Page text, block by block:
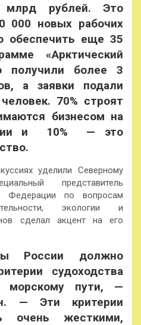
рублей. Это
000 новых рабочих
обеспечить еще 35
«Арктический
получили более 3
а заявки подали
70% строят
бизнесом на
и 10% — это
уделили Северному
представитель
Федерации по вопросам
экологии и
сделал акцент на его
России должно
судоходства
морскому пути, —
— Эти критерии
очень жесткими,